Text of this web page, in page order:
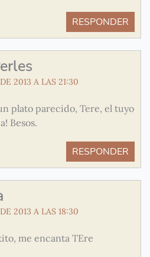
RESPONDER
2013 A LAS 21:30
plato parecido, Tere, el tuyo
Besos.
RESPONDER
2013 A LAS 18:30
me encanta TEre